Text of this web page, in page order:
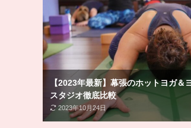
【2023年最新】幕張のホットヨガ＆
スタジオ徹底比較
2023年10月24日